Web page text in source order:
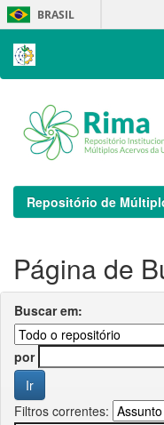
Skip
navigation
BRASIL
Repositório de
Página de
Buscar em:
por
Filtros correntes: